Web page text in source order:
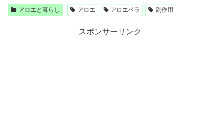
アロエと暮らし アロエ アロエベラ 副作用
スポンサーリンク